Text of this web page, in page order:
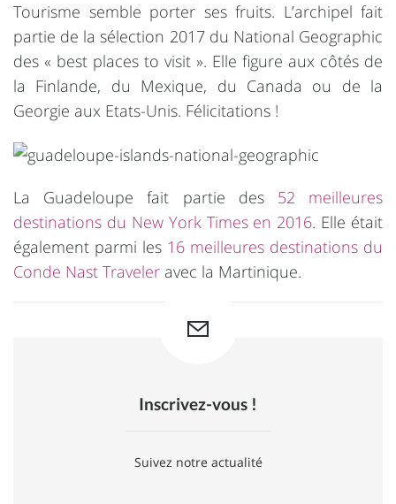
Tourisme semble porter ses fruits. L’archipel fait
partie de la sélection 2017 du National Geographic
des « best places to visit ». Elle figure aux côtés de
la Finlande, du Mexique, du Canada ou de la
Georgie aux Etats-Unis. Félicitations !
La Guadeloupe fait partie des 52 meilleures
destinations du New York Times en 2016. Elle était
également parmi les 16 meilleures destinations du
Conde Nast Traveler avec la Martinique.
Inscrivez-vous !
Suivez notre actualité